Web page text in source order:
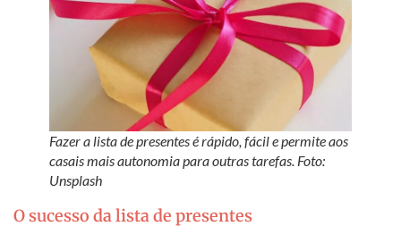
Fazer a lista de presentes é rápido, fácil e permite aos
casais mais autonomia para outras tarefas. Foto:
Unsplash
O sucesso da lista de presentes